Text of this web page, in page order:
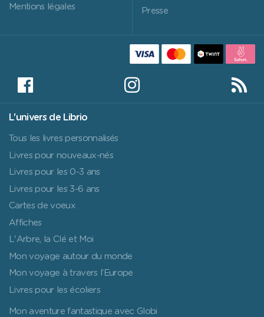
Mentions légales
Presse
L'univers de Librio
Tous les livres personnalisés
Livres pour nouveaux-nés
Livres pour les 0-3 ans
Livres pour les 3-6 ans
Cartes de voeux
Affiches
L'Arbre, la Clé et Moi
Mon voyage autour du monde
Mon voyage à travers l’Europe
Livres pour les écoliers
Mon aventure fantastique avec Globi